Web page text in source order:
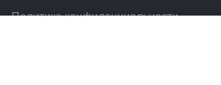
Политика конфиденциальности